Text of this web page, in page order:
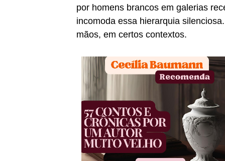
por homens brancos em galerias
incomoda essa hierarquia
mãos, em certos contextos.